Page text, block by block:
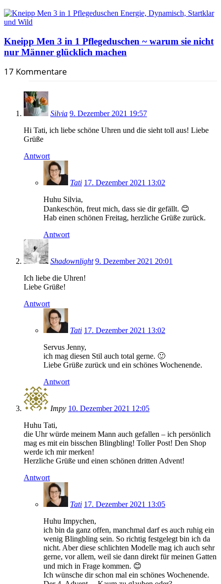
Kneipp Men 3 in 1 Pflegeduschen ~ warum sie nicht
nur Männer glücklich machen
17 Kommentare
Silvia 9. Dezember 2021 19:57
Hi Tati, ich liebe schöne Uhren und die sieht toll aus! Liebe
Grüße
Antwort
Tati 17. Dezember 2021 13:02
Huhu Silvia,
Dankeschön, freut mich, dass sie dir gefällt. 😊
Hab einen schönen Freitag, herzliche Grüße zurück.
Antwort
Shadownlight 9. Dezember 2021 20:01
Ich liebe die Uhren!
Liebe Grüße!
Antwort
Tati 17. Dezember 2021 13:02
Servus Jenny,
ich mag diesen Stil auch total gerne. 🙂
Liebe Grüße zurück und ein schönes Wochenende.
Antwort
Impy 10. Dezember 2021 12:05
Huhu Tati,
die Uhr würde meinem Mann auch gefallen – ich persönlich
mag es mit ein bisschen Blingbling! Toller Post! Den Shop
werde ich mir merken!
Herzliche Grüße und einen schönen dritten Advent!
Antwort
Tati 17. Dezember 2021 13:05
Huhu Impychen,
ich bin da ganz offen, manchmal darf es auch ruhig ein
wenig Blingbling sein. So richtig festgelegt bin ich da
nicht. Aber diese schlichten Modelle mag ich auch sehr
gerne, vor allem, weil sie dann direkt für meinen Gatten
und mich in Frage kommen. 😊
Ich wünsche dir schon mal ein schönes Wochenende.